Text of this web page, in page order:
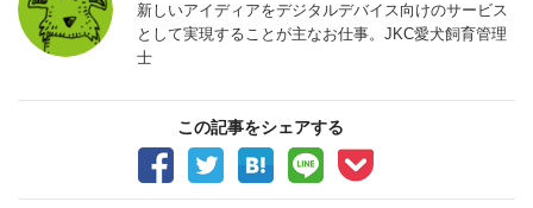
新しいアイディアをデジタルデバイス向けのサービス
として実現することが主なお仕事。JKC愛犬飼育管理
士
この記事をシェアする